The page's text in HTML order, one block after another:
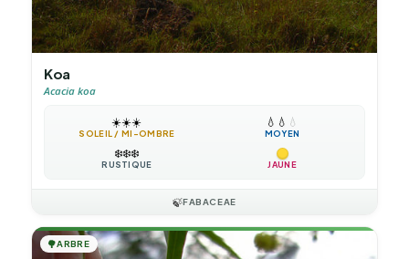
Koa
Acacia koa
☀️☀️☀️
SOLEIL / MI-OMBRE
💧 💧 💧
MOYEN
❄️❄️❄️
RUSTIQUE JAUNE
🍃FABACEAE
🌳ARBRE